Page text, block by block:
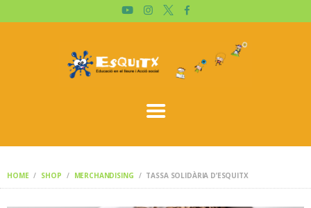
HOME SHOP MERCHANDISING TASSA SOLIDÀRIA D’ESQUITX
ESQUITX
TIENDA
CATALÀ